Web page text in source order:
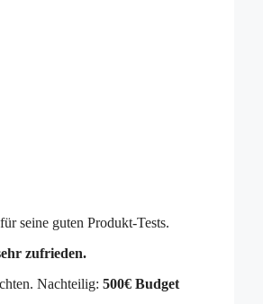
seine guten Produkt-Tests.
zufrieden.
Nachteilig: 500€ Budget